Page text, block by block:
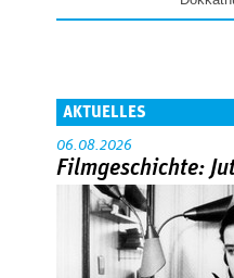
AKTUELLES
06.08.2026
Filmgeschichte: